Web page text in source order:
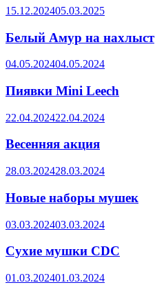
15.12.202405.03.2025
Белый Амур на нахлыст
04.05.202404.05.2024
Пиявки Mini Leech
22.04.202422.04.2024
Весенняя акция
28.03.202428.03.2024
Новые наборы мушек
03.03.202403.03.2024
Сухие мушки CDC
01.03.202401.03.2024